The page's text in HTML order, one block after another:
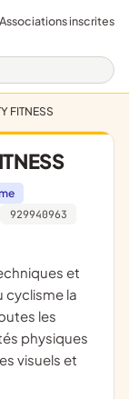
Associations inscrites
FITNESS
929940963
cyclisme la
les
physiques
visuels et